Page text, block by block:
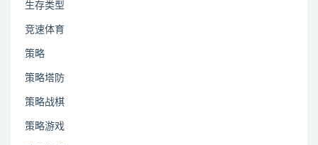
生存类型
竞速体育
策略
策略塔防
策略战棋
策略游戏